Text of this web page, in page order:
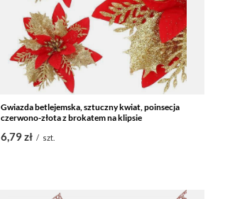
Gwiazda betlejemska, sztuczny kwiat, poinsecja
czerwono-złota z brokatem na klipsie
6,79 zł / szt.